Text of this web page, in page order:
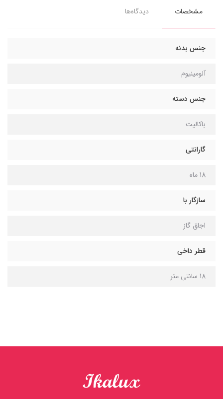
مشخصات دیدگاه‌ها
جنس بدنه
آلومینیوم
جنس دسته
باکالیت
گارانتی
18 ماه
سازگار با
اجاق گاز
قطر داخی
18 سانتی متر